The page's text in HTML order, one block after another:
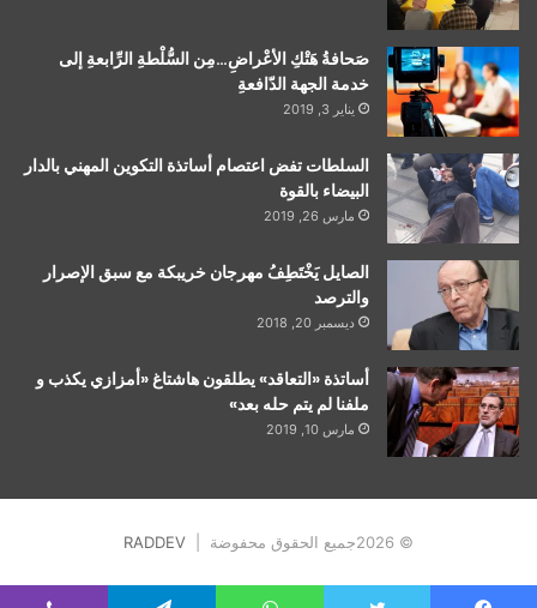
صَحافةُ هَتْكِ الأعْراضِ…مِن السُّلْطةِ الرِّابعةِ إلى
خدمة الجهة الدّافعةِ
يناير 3, 2019
السلطات تفض اعتصام أساتذة التكوين المهني بالدار
البيضاء بالقوة
مارس 26, 2019
الصايل يَخْتَطِفُ مهرجان خريبكة مع سبق الإصرار
والترصد
ديسمبر 20, 2018
أساتذة «التعاقد» يطلقون هاشتاغ «أمزازي يكذب و
ملفنا لم يتم حله بعد»
مارس 10, 2019
© 2026جميع الحقوق محفوضة | RADDEV